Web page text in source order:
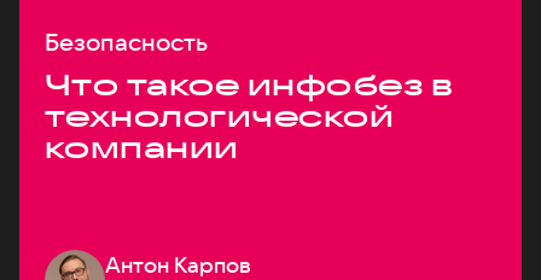
Безопасность
Что такое инфобез в
технологической
компании
Антон Карпов